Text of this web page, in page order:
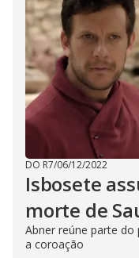
DO R7/06/12/2022
Isbosete
morte de
Abner reúne parte do
a coroação